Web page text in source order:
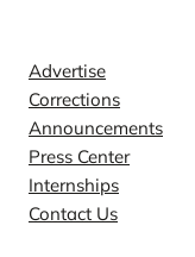
Advertise
Corrections
Announcements
Press Center
Internships
Contact Us